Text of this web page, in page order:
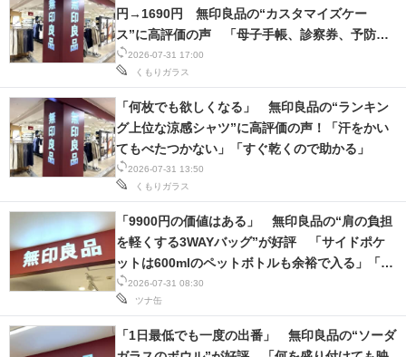
2026-07-31 17:00
くもりガラス
円→1690円 無印良品の“カスタマイズケー
ス”に高評価の声 「母子手帳、診察券、予防接
種が全てまとまりました」「通帳が6冊入る」
2026-07-31 13:50
くもりガラス
「何枚でも欲しくなる」 無印良品の“ランキン
グ上位な涼感シャツ”に高評価の声！「汗をかい
てもべたつかない」「すぐ乾くので助かる」
2026-07-31 08:30
ツナ缶
「9900円の価値はある」 無印良品の“肩の負担
を軽くする3WAYバッグ”が好評 「サイドポケ
ットは600mlのペットボトルも余裕で入る」「ち
ょうどいいサイズ感」の声
「1日最低でも一度の出番」 無印良品の“ソーダ